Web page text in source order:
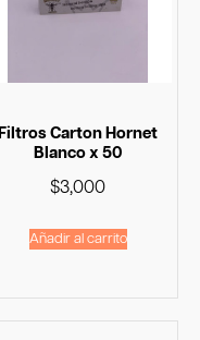
Filtros Carton Hornet
Blanco x 50
$3,000
Añadir al carrito